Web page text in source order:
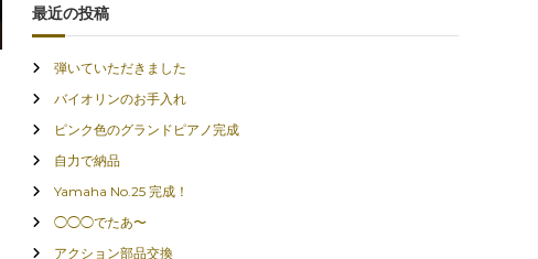
最近の投稿
弾いていただきました
バイオリンのお手入れ
ピンク色のグランドピアノ完成
自力で納品
Yamaha No.25 完成！
◯◯◯でたあ〜
アクション部品交換